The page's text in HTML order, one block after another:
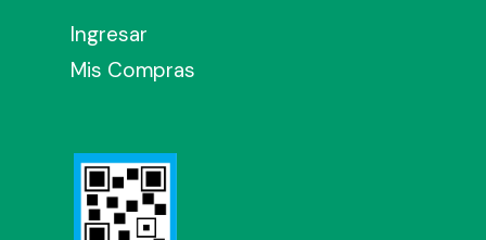
Ingresar
Mis Compras